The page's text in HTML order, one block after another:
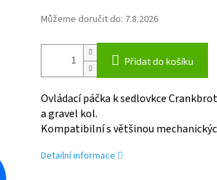
Můžeme doručit do: 7.8.2026
Přidat do košíku
Ovládací páčka k sedlovkce
a gravel kol.
Kompatibilní s většinou
Detailní informace